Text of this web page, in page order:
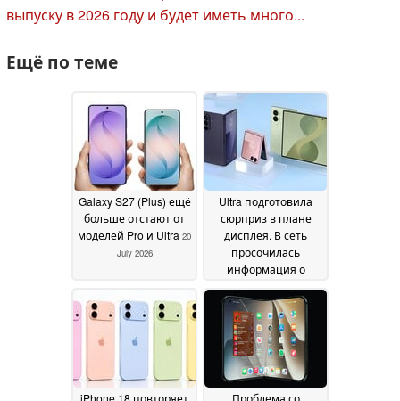
выпуску в 2026 году и будет иметь много...
Ещё по теме
Galaxy S27 (Plus) ещё
больше отстают от
моделей Pro и Ultra 20
July 2026
Ultra подготовила
сюрприз в плане
дисплея. В сеть
просочилась
информация о
цветовых вариантах
складных
смартфонов
Samsung серии «
Galaxy » 2026 года
выпуска24 June 2026